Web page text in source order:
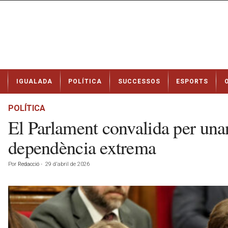
t
IGUALADA POLÍTICA SUCCESSOS ESPORTS
POLÍTICA
El Parlament convalida per
dependència extrema
Por Redacció - 29 d'abril de 2026